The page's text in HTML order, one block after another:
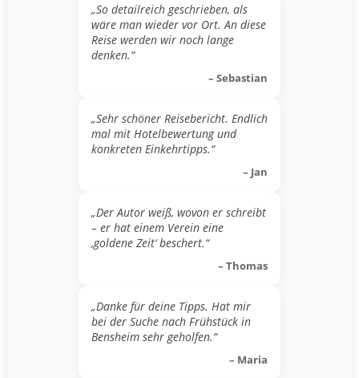
„So detailreich geschrieben, als
wäre man wieder vor Ort. An diese
Reise werden wir noch lange
denken.“
– Sebastian
„Sehr schöner Reisebericht. Endlich
mal mit Hotelbewertung und
konkreten Einkehrtipps.“
– Jan
„Der Autor weiß, wovon er schreibt
– er hat einem Verein eine
‚goldene Zeit‘ beschert.“
– Thomas
„Danke für deine Tipps. Hat mir
bei der Suche nach Frühstück in
Bensheim sehr geholfen.“
– Maria